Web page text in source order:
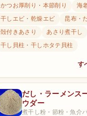
かつお厚削り・本節削り
海
干しエビ・乾燥エビ
昆布・
殻付きあさり
あさり煮干し
干し貝柱・干しホタテ貝柱
す
だし・ラーメンス
ウダー
煮干し粉・節粉・魚介